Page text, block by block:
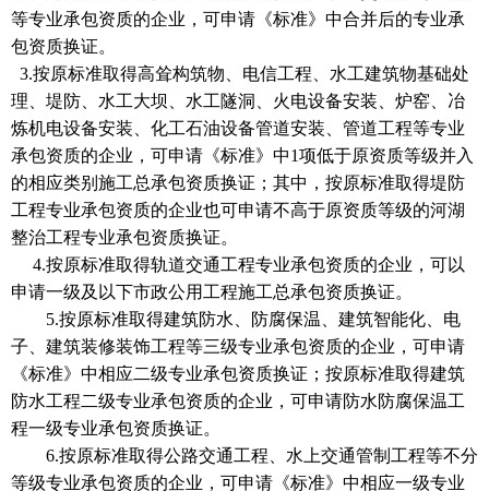
等专业承包资质的企业，可申请《标准》中合并后的专业承
包资质换证。
3.按原标准取得高耸构筑物、电信工程、水工建筑物基础处
理、堤防、水工大坝、水工隧洞、火电设备安装、炉窑、冶
炼机电设备安装、化工石油设备管道安装、管道工程等专业
承包资质的企业，可申请《标准》中1项低于原资质等级并入
的相应类别施工总承包资质换证；其中，按原标准取得堤防
工程专业承包资质的企业也可申请不高于原资质等级的河湖
整治工程专业承包资质换证。
4.按原标准取得轨道交通工程专业承包资质的企业，可以
申请一级及以下市政公用工程施工总承包资质换证。
5.按原标准取得建筑防水、防腐保温、建筑智能化、电
子、建筑装修装饰工程等三级专业承包资质的企业，可申请
《标准》中相应二级专业承包资质换证；按原标准取得建筑
防水工程二级专业承包资质的企业，可申请防水防腐保温工
程一级专业承包资质换证。
6.按原标准取得公路交通工程、水上交通管制工程等不分
等级专业承包资质的企业，可申请《标准》中相应一级专业